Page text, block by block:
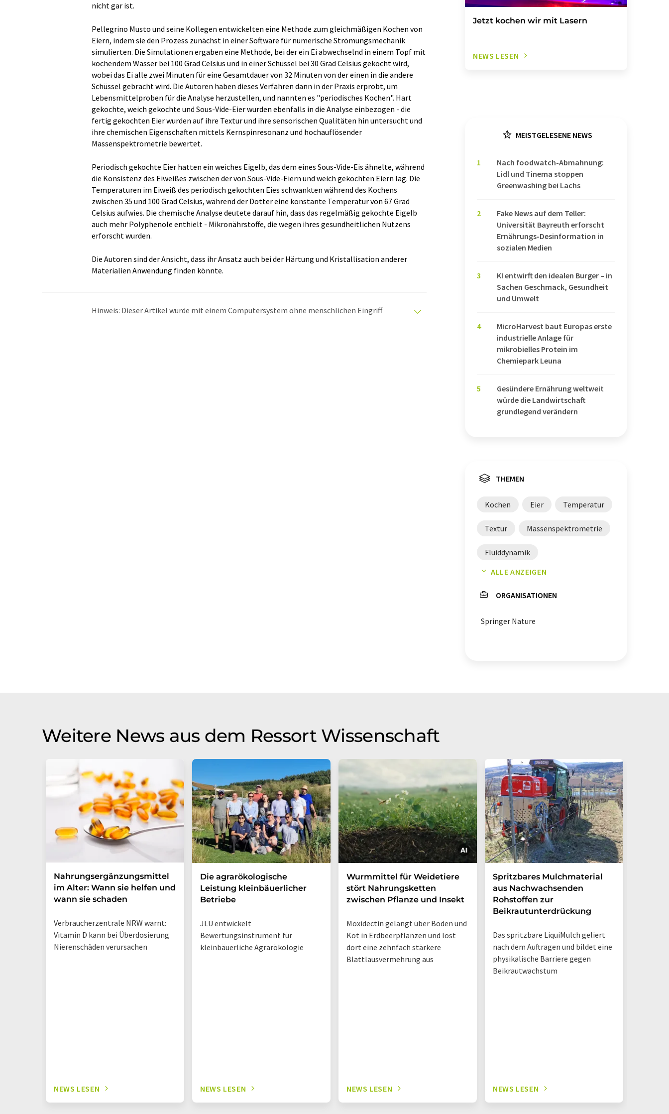
nicht gar ist.
Pellegrino Musto und seine Kollegen entwickelten eine Methode zum gleichmäßigen Kochen von
Eiern, indem sie den Prozess zunächst in einer Software für numerische Strömungsmechanik
simulierten. Die Simulationen ergaben eine Methode, bei der ein Ei abwechselnd in einem Topf mit
kochendem Wasser bei 100 Grad Celsius und in einer Schüssel bei 30 Grad Celsius gekocht wird,
wobei das Ei alle zwei Minuten für eine Gesamtdauer von 32 Minuten von der einen in die andere
Schüssel gebracht wird. Die Autoren haben dieses Verfahren dann in der Praxis erprobt, um
Lebensmittelproben für die Analyse herzustellen, und nannten es "periodisches Kochen". Hart
gekochte, weich gekochte und Sous-Vide-Eier wurden ebenfalls in die Analyse einbezogen - die
fertig gekochten Eier wurden auf ihre Textur und ihre sensorischen Qualitäten hin untersucht und
ihre chemischen Eigenschaften mittels Kernspinresonanz und hochauflösender
Massenspektrometrie bewertet.
Periodisch gekochte Eier hatten ein weiches Eigelb, das dem eines Sous-Vide-Eis ähnelte, während
die Konsistenz des Eiweißes zwischen der von Sous-Vide-Eiern und weich gekochten Eiern lag. Die
Temperaturen im Eiweiß des periodisch gekochten Eies schwankten während des Kochens
zwischen 35 und 100 Grad Celsius, während der Dotter eine konstante Temperatur von 67 Grad
Celsius aufwies. Die chemische Analyse deutete darauf hin, dass das regelmäßig gekochte Eigelb
auch mehr Polyphenole enthielt - Mikronährstoffe, die wegen ihres gesundheitlichen Nutzens
erforscht wurden.
Die Autoren sind der Ansicht, dass ihr Ansatz auch bei der Härtung und Kristallisation anderer
Materialien Anwendung finden könnte.
Hinweis: Dieser Artikel wurde mit einem Computersystem ohne menschlichen Eingriff
Jetzt kochen wir mit Lasern
NEWS LESEN
MEISTGELESENE NEWS
1
Nach foodwatch-Abmahnung:
Lidl und Tinema stoppen
Greenwashing bei Lachs
2
Fake News auf dem Teller:
Universität Bayreuth erforscht
Ernährungs-Desinformation in
sozialen Medien
3
KI entwirft den idealen Burger – in
Sachen Geschmack, Gesundheit
und Umwelt
4
MicroHarvest baut Europas erste
industrielle Anlage für
mikrobielles Protein im
Chemiepark Leuna
5
Gesündere Ernährung weltweit
würde die Landwirtschaft
grundlegend verändern
THEMEN
Kochen Eier Temperatur
Textur Massenspektrometrie
Fluiddynamik
Chemische Analytik
Magnetresonanztomografen
ALLE ANZEIGEN
ORGANISATIONEN
Springer Nature
Weitere News aus dem Ressort Wissenschaft
Nahrungsergänzungsmittel
im Alter: Wann sie helfen und
wann sie schaden
Verbraucherzentrale NRW warnt:
Vitamin D kann bei Überdosierung
Nierenschäden verursachen
NEWS LESEN
Die agrarökologische
Leistung kleinbäuerlicher
Betriebe
JLU entwickelt
Bewertungsinstrument für
kleinbäuerliche Agrarökologie
NEWS LESEN
Wurmmittel für Weidetiere
stört Nahrungsketten
zwischen Pflanze und Insekt
Moxidectin gelangt über Boden und
Kot in Erdbeerpflanzen und löst
dort eine zehnfach stärkere
Blattlausvermehrung aus
NEWS LESEN
Spritzbares Mulchmaterial
aus Nachwachsenden
Rohstoffen zur
Beikrautunterdrückung
Das spritzbare LiquiMulch geliert
nach dem Auftragen und bildet eine
physikalische Barriere gegen
Beikrautwachstum
NEWS LESEN